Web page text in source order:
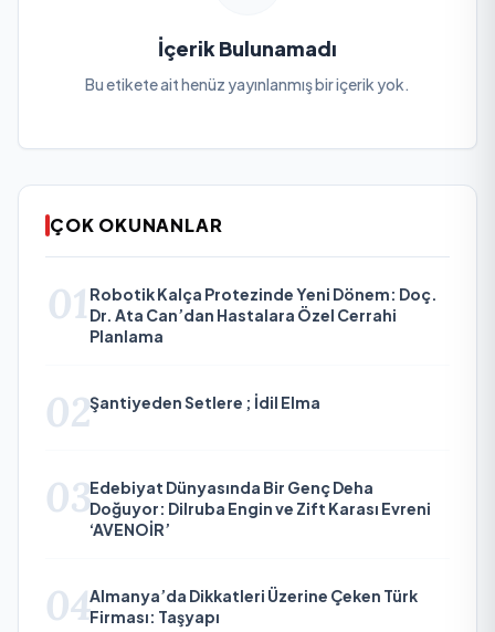
İçerik Bulunamadı
Bu etikete ait henüz yayınlanmış bir içerik yok.
ÇOK OKUNANLAR
01 Robotik Kalça Protezinde Yeni Dönem: Doç.
Dr. Ata Can’dan Hastalara Özel Cerrahi
Planlama
02Şantiyeden Setlere ; İdil Elma
03Edebiyat Dünyasında Bir Genç Deha
Doğuyor: Dilruba Engin ve Zift Karası Evreni
‘AVENOİR’
04Almanya’da Dikkatleri Üzerine Çeken Türk
Firması: Taşyapı